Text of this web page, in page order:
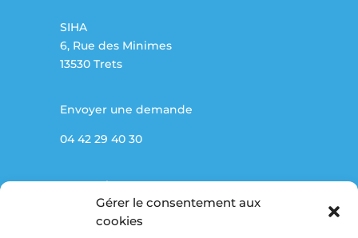
Gérer le consentement aux
cookies
SIHA
6, Rue des Minimes
13530 Trets
Envoyer une demande
04 42 29 40 30
Partenaires
Marché public